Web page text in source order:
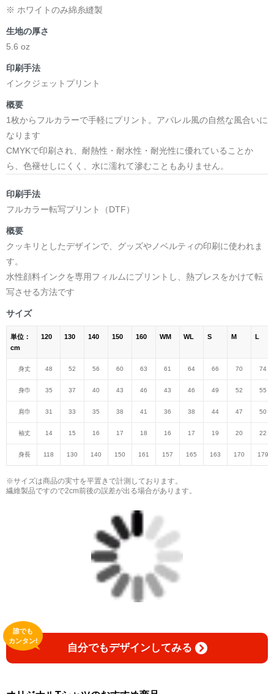
※ ホワイトのみ綿糸縫製
生地の厚さ
5.6 oz
印刷手法
インクジェットプリント
概要
1枚からフルカラーで手軽にプリント。アパレル風の自然な風合いに
なります
CMYKで印刷され、耐熱性・耐水性・耐光性に優れていることか
ら、色褪せしにくく、水に濡れて滲むこともありません。
印刷手法
フルカラー転写プリント（DTF）
概要
クッキリとしたデザインで、グッズやノベルティの印刷に使われま
す。
水性顔料インクを専用フィルムにプリントし、熱プレスをかけて転
写させる方法です
サイズ
単位：
cm
120 130 140 150 160 WM WL S M L
身丈 48 52 56 60 63 61 64 66 70 74
身巾 35 37 40 43 46 43 46 49 52 55
肩巾 31 33 35 38 41 36 38 44 47 50
袖丈 14 15 16 17 18 16 17 19 20 22
身長 118 130 140 150 161 157 165 163 170 179
※サイズは商品の実寸を平置きで計測しております。
繊維製品ですので2cm前後の誤差が出る場合があります。
自分でもデザインしてみる
誰でも
カンタン!